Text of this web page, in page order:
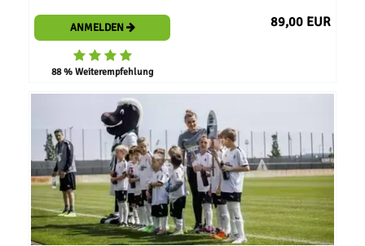
ANMELDEN
88 % Weiterempfehlung
89,00 EUR